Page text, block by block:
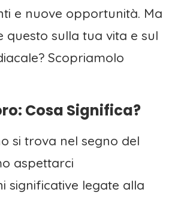
e nuove opportunità. Ma
questo sulla tua vita e sul
Scopriamolo
Cosa Significa?
si trova nel segno del
aspettarci
significative legate alla